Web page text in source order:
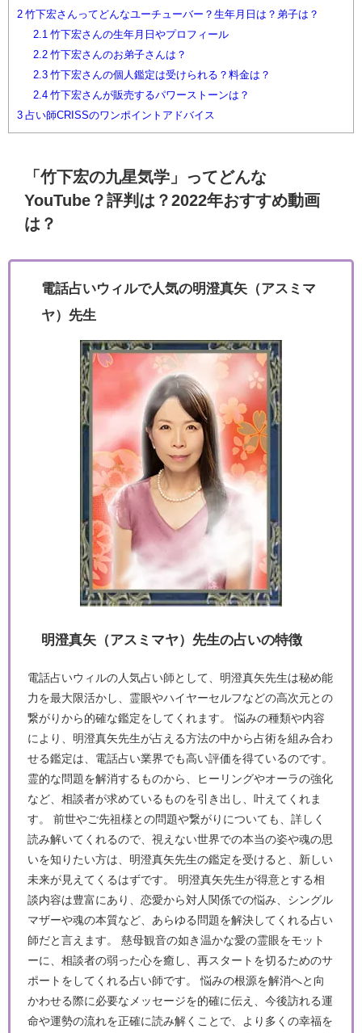
2 竹下宏さんってどんなユーチューバー？生年月日は？弟子は？
2.1 竹下宏さんの生年月日やプロフィール
2.2竹下宏さんのお弟子さんは？
2.3竹下宏さんの個人鑑定は受けられる？料金は？
2.4竹下宏さんが販売するパワーストーンは？
3 占い師CRISSのワンポイントアドバイス
「竹下宏の九星気学」ってどんな
YouTube？評判は？2022年おすすめ動画
は？
電話占いウィルで人気の明澄真矢（アスミマ
ヤ）先生
明澄真矢（アスミマヤ）先生の占いの特徴
電話占いウィルの人気占い師として、明澄真矢先生は秘め能
力を最大限活かし、霊眼やハイヤーセルフなどの高次元との
繋がりから的確な鑑定をしてくれます。 悩みの種類や内容
により、明澄真矢先生が占える方法の中から占術を組み合わ
せる鑑定は、電話占い業界でも高い評価を得ているのです。
霊的な問題を解消するものから、ヒーリングやオーラの強化
など、相談者が求めているものを引き出し、叶えてくれま
す。 前世やご先祖様との問題や繋がりについても、詳しく
読み解いてくれるので、視えない世界での本当の姿や魂の思
いを知りたい方は、明澄真矢先生の鑑定を受けると、新しい
未来が見えてくるはずです。 明澄真矢先生が得意とする相
談内容は豊富にあり、恋愛から対人関係での悩み、シングル
マザーや魂の本質など、あらゆる問題を解決してくれる占い
師だと言えます。 慈母観音の如き温かな愛の霊眼をモット
ーに、相談者の弱った心を癒し、再スタートを切るためのサ
ポートをしてくれる占い師です。 悩みの根源を解消へと向
かわせる際に必要なメッセージを的確に伝え、今後訪れる運
命や運勢の流れを正確に読み解くことで、より多くの幸福を